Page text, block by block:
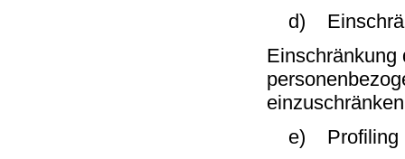
d)
Einschränkung
e) Profiling